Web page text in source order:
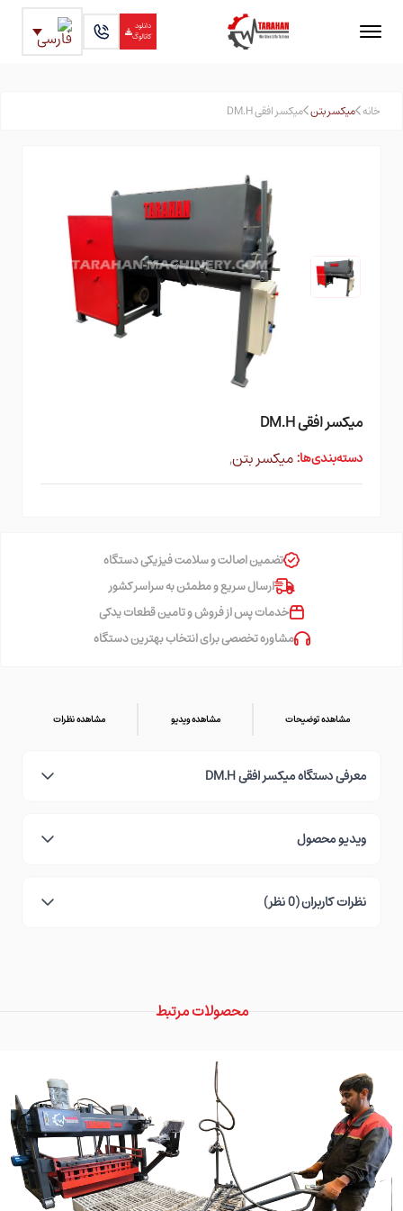
دانلود
کاتالوگ
خانه میکسر بتن میکسر افقی DM.H
میکسر افقی DM.H
دسته‌بندی‌ها:میکسر بتن,
تضمین اصالت و سلامت فیزیکی دستگاه
ارسال سریع و مطمئن به سراسر کشور
خدمات پس از فروش و تامین قطعات یدکی
مشاوره تخصصی برای انتخاب بهترین دستگاه
مشاهده توضیحات مشاهده ویدیو مشاهده نظرات
معرفی دستگاه میکسر افقی DM.H
ویدیو محصول
نظرات کاربران (0 نظر)
محصولات مرتبط